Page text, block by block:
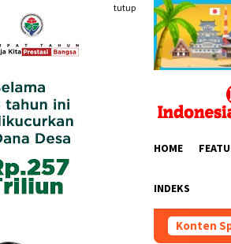
konten
tutup
HOME
INDEKS
Konten
HIPMI MINERS